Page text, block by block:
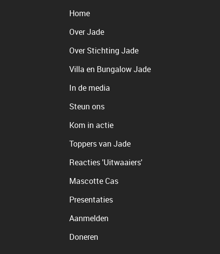
Home
Over Jade
Over Stichting Jade
Villa en Bungalow Jade
In de media
Steun ons
Kom in actie
Toppers van Jade
Reacties 'Uitwaaiers'
Mascotte Cas
Presentaties
Aanmelden
Doneren